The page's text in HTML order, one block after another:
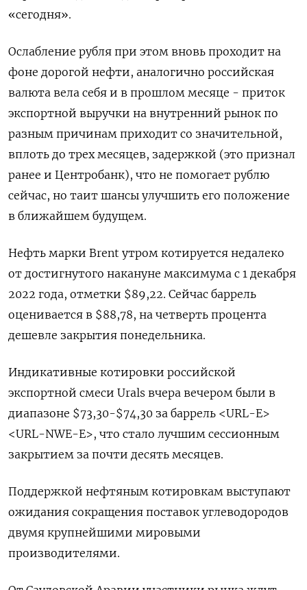
«сегодня».
Ослабление рубля при этом вновь проходит на
фоне дорогой нефти, аналогично российская
валюта вела себя и в прошлом месяце - приток
экспортной выручки на внутренний рынок по
разным причинам приходит со значительной,
вплоть до трех месяцев, задержкой (это признал
ранее и Центробанк), что не помогает рублю
сейчас, но таит шансы улучшить его положение
в ближайшем будущем.
Нефть марки Brent утром котируется недалеко
от достигнутого накануне максимума с 1 декабря
2022 года, отметки $89,22. Сейчас баррель
оценивается в $88,78, на четверть процента
дешевле закрытия понедельника.
Индикативные котировки российской
экспортной смеси Urals вчера вечером были в
диапазоне $73,30-$74,30 за баррель <URL-E>
<URL-NWE-E>, что стало лучшим сессионным
закрытием за почти десять месяцев.
Поддержкой нефтяным котировкам выступают
ожидания сокращения поставок углеводородов
двумя крупнейшими мировыми
производителями.